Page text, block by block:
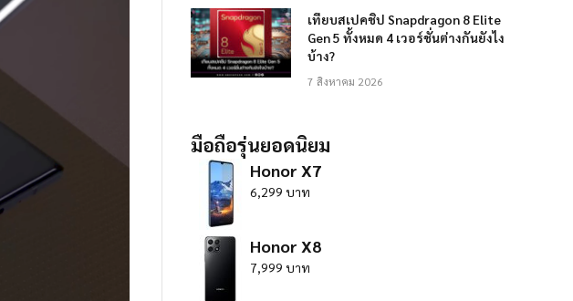
เทียบสเปคชิป Snapdragon 8 Elite
Gen 5 ทั้งหมด 4 เวอร์ชั่นต่างกันยังไง
บ้าง?
7 สิงหาคม 2026
มือถือรุ่นยอดนิยม
Honor X7
6,299 บาท
Honor X8
7,999 บาท